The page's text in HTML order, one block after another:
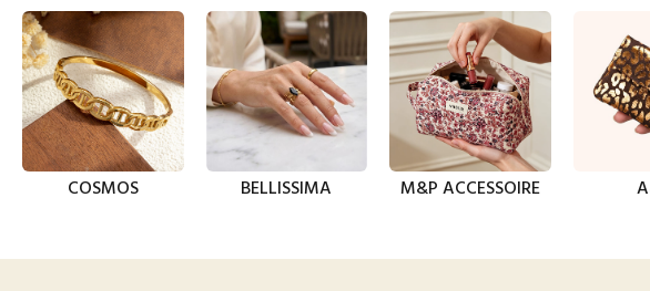
COSMOS BELLISSIMA M&P ACCESSOIRE